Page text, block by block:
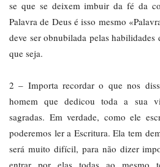
se que se deixem imbuir da fé da
Palavra de Deus é isso mesmo
deve ser obnubilada pelas
que seja.
2 – Importa recordar o que nos
homem que dedicou toda a sua
sagradas. Em verdade, como ele
poderemos ler a Escritura. Ela tem
será muito difícil, para não dizer